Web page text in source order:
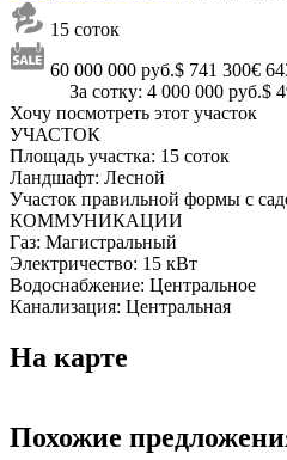
15 соток
60 000 000 руб.$ 741 300€
За сотку: 4 000 000 руб.$
Хочу посмотреть этот участок
УЧАСТОК
Площадь участка: 15 соток
Ландшафт: Лесной
Участок правильной формы с
КОММУНИКАЦИИ
Газ: Магистральный
Электричество: 15 кВт
Водоснабжение: Центральное
Канализация: Центральная
На карте
Похожие